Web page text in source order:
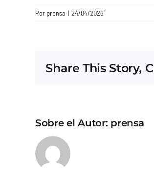
Por prensa | 24/04/2026
Share This Story,
Sobre el Autor: prensa